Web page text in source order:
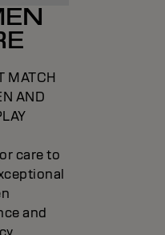
MATCH
AND
care to
and